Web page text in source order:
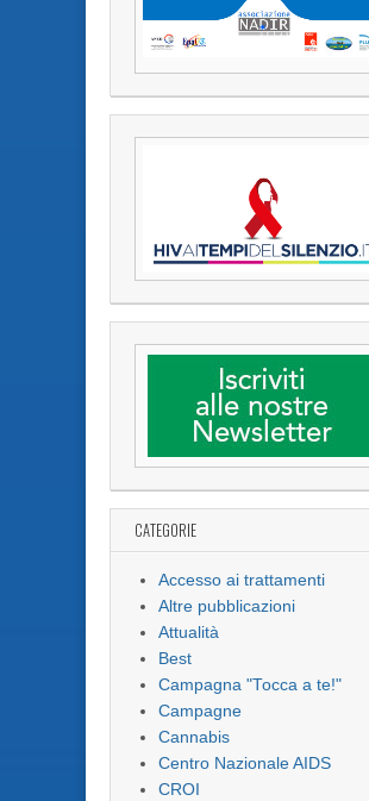
CATEGORIE
Accesso ai trattamenti
Altre pubblicazioni
Attualità
Best
Campagna "Tocca a te!"
Campagne
Cannabis
Centro Nazionale AIDS
CROI